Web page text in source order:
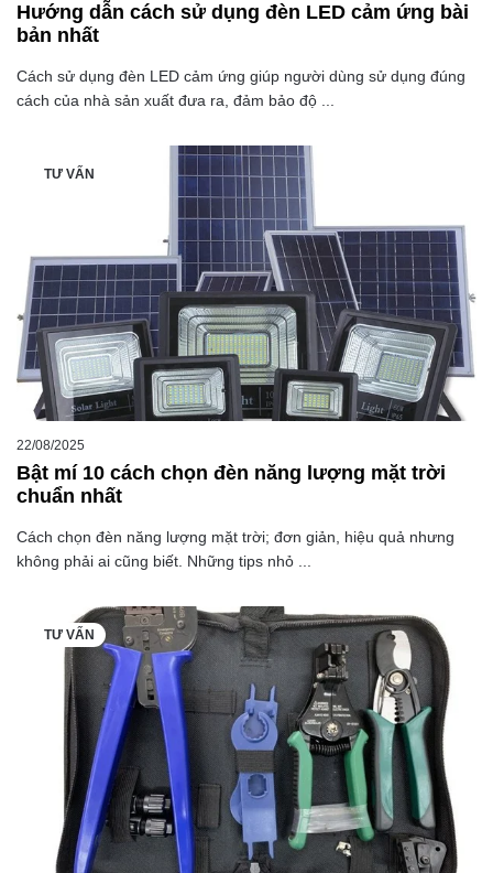
Hướng dẫn cách sử dụng đèn LED cảm ứng bài
bản nhất
Cách sử dụng đèn LED cảm ứng giúp người dùng sử dụng đúng
cách của nhà sản xuất đưa ra, đảm bảo độ ...
TƯ VẤN
22/08/2025
Bật mí 10 cách chọn đèn năng lượng mặt trời
chuẩn nhất
Cách chọn đèn năng lượng mặt trời; đơn giản, hiệu quả nhưng
không phải ai cũng biết. Những tips nhỏ ...
TƯ VẤN